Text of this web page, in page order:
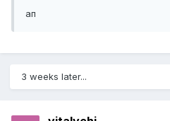
ап
3 weeks later...